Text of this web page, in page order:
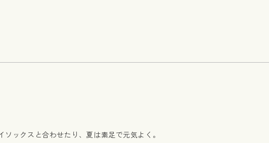
ックスと合わせたり、夏は素足で元気よく。